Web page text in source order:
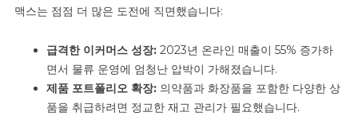
맥스는 점점 더 많은 도전에 직면했습니다:
급격한 이커머스 성장: 2023년 온라인 매출이 55% 증가하
면서 물류 운영에 엄청난 압박이 가해졌습니다.
제품 포트폴리오 확장: 의약품과 화장품을 포함한 다양한 상
품을 취급하려면 정교한 재고 관리가 필요했습니다.